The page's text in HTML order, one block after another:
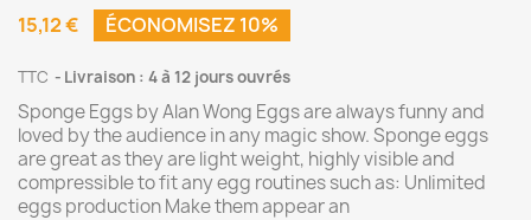
15,12 €
ÉCONOMISEZ 10%
TTC Livraison : 4 à 12 jours ouvrés
Sponge Eggs by Alan Wong Eggs are always funny and
loved by the audience in any magic show. Sponge eggs
are great as they are light weight, highly visible and
compressible to fit any egg routines such as: Unlimited
eggs production Make them appear an